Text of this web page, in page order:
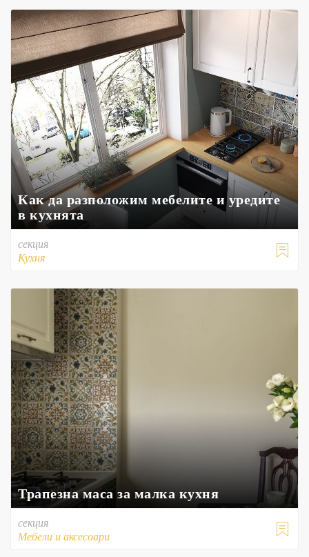
Как да разположим мебелите и уредите
в кухнята

секция
Кухня
Трапезна маса за малка кухня

секция
Мебели и аксесоари